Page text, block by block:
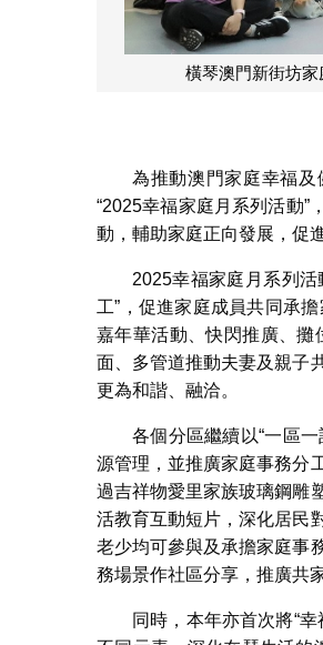
為推動澳門家庭幸福
“2025幸福家庭月系列活動
動，輔助家庭正向發展，促進
2025幸福家庭月系列活
工”，促進家庭成員共同承
嘉年華活動、快閃推廣、攤
面、多管道推動夫妻及親子
更為和諧、融洽。
各個分區繼續以“一區
源管理，並推廣家庭事務分
過吉祥物愛里家族玻璃鋼雕
活教育互動短片，深化居民
老少均可參與及承擔家庭事
務場景作社區分享，推廣共
同時，本年亦首次將“